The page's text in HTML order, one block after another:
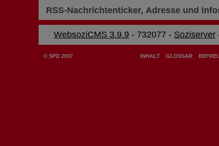
RSS-Nachrichtenticker, Adresse und
WebsoziCMS 3.9.9 - 732077 - Soziserver
© SPD 2007 INHALT GLOSSAR